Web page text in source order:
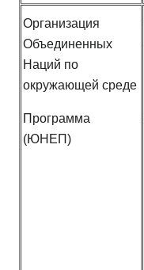
Организация
Объединенных
Наций по
окружающей среде
Программа
(ЮНЕП)